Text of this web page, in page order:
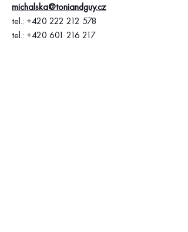
michalska@toniandguy.cz
tel.: +420 222 212 578
tel.: +420 601 216 217